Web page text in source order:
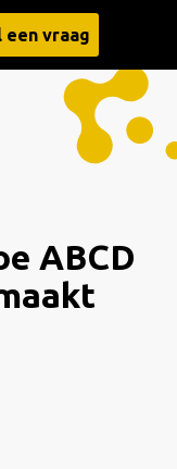
een vraag
ABCD